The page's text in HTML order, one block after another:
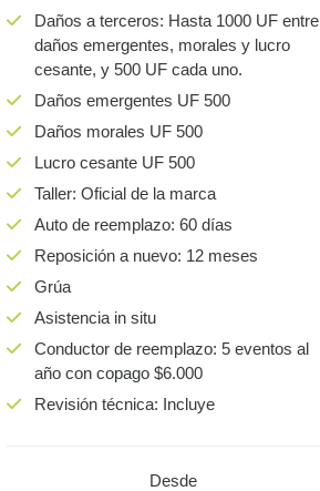
Daños a terceros: Hasta 1000 UF entre
daños emergentes, morales y lucro
cesante, y 500 UF cada uno.
Daños emergentes UF 500
Daños morales UF 500
Lucro cesante UF 500
Taller: Oficial de la marca
Auto de reemplazo: 60 días
Reposición a nuevo: 12 meses
Grúa
Asistencia in situ
Conductor de reemplazo: 5 eventos al
año con copago $6.000
Revisión técnica: Incluye
Desde